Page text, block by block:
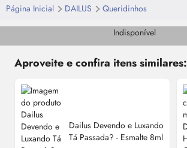
Página Inicial DAILUS
Queridinhos
Indisponível
Aproveite e confira itens similares:
Dailus Devendo e Luxando
Tá Passada? - Esmalte 8ml